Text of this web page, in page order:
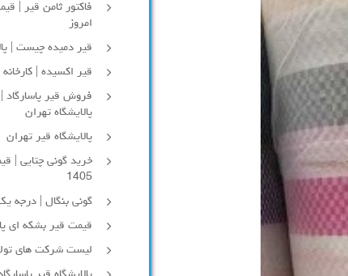
امروز
قیر دمیده چیست |
قیر اکسیده |
پالایشگاه تهران
پالایشگاه قیر تهران
1405
گونی بنگال | درجه
قیمت قیر بشکه ای
لیست شرکت های